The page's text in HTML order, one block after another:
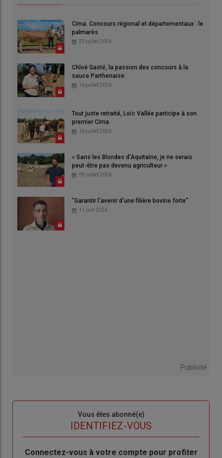
Cima. Concours régional et départementaux : le
palmarès
23 juillet 2026
Chloé Gasté, la passion des concours à la
sauce Parthenaise
16 juillet 2026
Tout juste retraité, Loïc Vallée participe à son
premier Cima
16 juillet 2026
« Sans les Blondes d'Aquitaine, je ne serais
peut-être pas devenu agriculteur »
09 juillet 2026
"Garantir l'avenir d'une filière bovine forte"
11 juin 2026
Publicité
Vous êtes abonné(e)
IDENTIFIEZ-VOUS
Body
Connectez-vous à votre compte pour profiter